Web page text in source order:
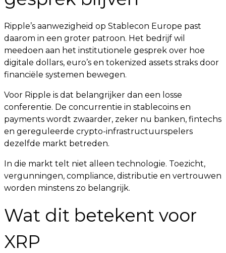
Ripple’s aanwezigheid op Stablecon Europe past
daarom in een groter patroon. Het bedrijf wil
meedoen aan het institutionele gesprek over hoe
digitale dollars, euro’s en tokenized assets straks door
financiële systemen bewegen.
Voor Ripple is dat belangrijker dan een losse
conferentie. De concurrentie in stablecoins en
payments wordt zwaarder, zeker nu banken, fintechs
en gereguleerde crypto-infrastructuurspelers
dezelfde markt betreden.
In die markt telt niet alleen technologie. Toezicht,
vergunningen, compliance, distributie en vertrouwen
worden minstens zo belangrijk.
Wat dit betekent voor
XRP